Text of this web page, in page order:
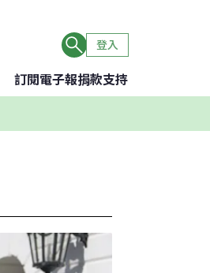
登入
訂閱電子報捐款支持